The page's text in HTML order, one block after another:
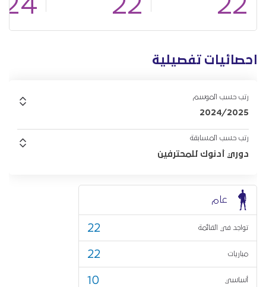
احصائيات تفصيلية
رتب حسب الموسم
2024/2025
رتب حسب المسابقة
دوري أدنوك للمحترفين
عام
تواجد في القائمة 22
مباريات 22
أساسي 10